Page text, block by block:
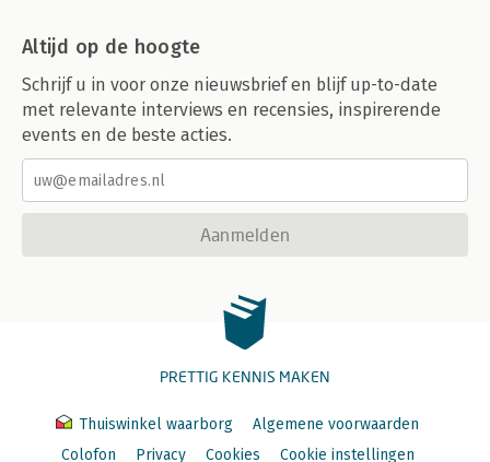
Altijd op de hoogte
Schrijf u in voor onze nieuwsbrief en blijf up-to-date
met relevante interviews en recensies, inspirerende
events en de beste acties.
Aanmelden
PRETTIG KENNIS MAKEN
Thuiswinkel waarborg
Algemene voorwaarden
Colofon
Privacy Cookies Cookie instellingen